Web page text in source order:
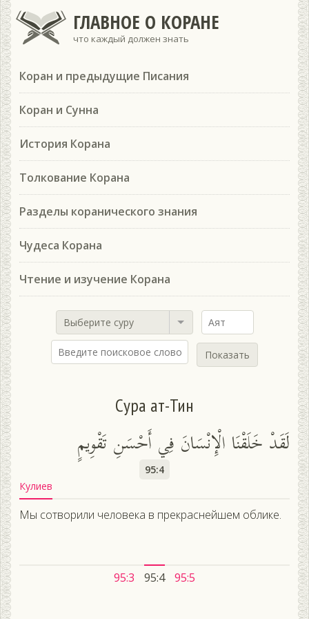
ГЛАВНОЕ О КОРАНЕ
что каждый должен знать
Коран и предыдущие Писания
Коран и Сунна
История Корана
Толкование Корана
Разделы коранического знания
Чудеса Корана
Чтение и изучение Корана
Выберите суру
Показать
Сура ат-Тин
لَقَدْ خَلَقْنَا الْإِنْسَانَ فِي أَحْسَنِ تَقْوِيمٍ
95:4
Кулиев
Мы сотворили человека в прекраснейшем облике.
95:3 95:4 95:5